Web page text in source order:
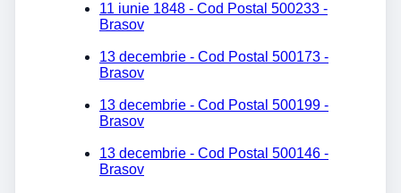
11 iunie 1848 - Cod Postal 500233 -
Brasov
13 decembrie - Cod Postal 500173 -
Brasov
13 decembrie - Cod Postal 500199 -
Brasov
13 decembrie - Cod Postal 500146 -
Brasov